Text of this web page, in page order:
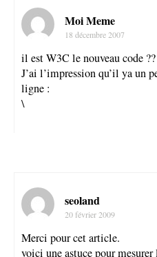
Moi Meme
18 décembre 2007
il est W3C le nouveau code ??
J’ai l’impression qu’il ya un
ligne :
\
seoland
20 février 2009
Merci pour cet article.
voici une astuce pour